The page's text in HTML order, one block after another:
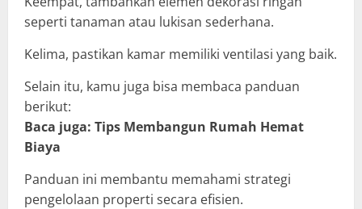
seperti tanaman atau lukisan sederhana.
Kelima, pastikan kamar memiliki ventilasi yang baik.
Selain itu, kamu juga bisa membaca panduan
berikut:
Baca juga: Tips Membangun Rumah Hemat
Biaya
Panduan ini membantu memahami strategi
pengelolaan properti secara efisien.